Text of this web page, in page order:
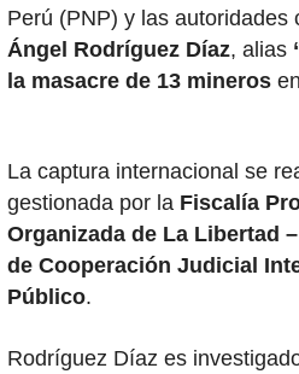
Perú (PNP) y las
Ángel Rodríguez Díaz, alias
la masacre de 13 mineros
La captura internacional se
gestionada por la Fiscalía
Organizada de La Libertad
de Cooperación Judicial
Público.
Rodríguez Díaz es